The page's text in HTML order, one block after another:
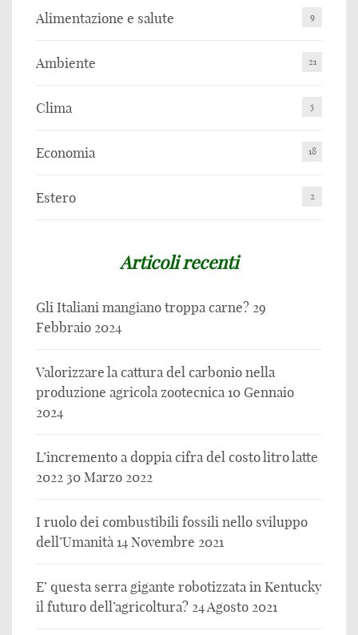
Alimentazione e salute 9
Ambiente 21
Clima 5
Economia 18
Estero 2
Articoli recenti
Gli Italiani mangiano troppa carne? 29
Febbraio 2024
Valorizzare la cattura del carbonio nella
produzione agricola zootecnica 10 Gennaio
2024
L’incremento a doppia cifra del costo litro latte
2022 30 Marzo 2022
I ruolo dei combustibili fossili nello sviluppo
dell’Umanità 14 Novembre 2021
E’ questa serra gigante robotizzata in Kentucky
il futuro dell’agricoltura? 24 Agosto 2021